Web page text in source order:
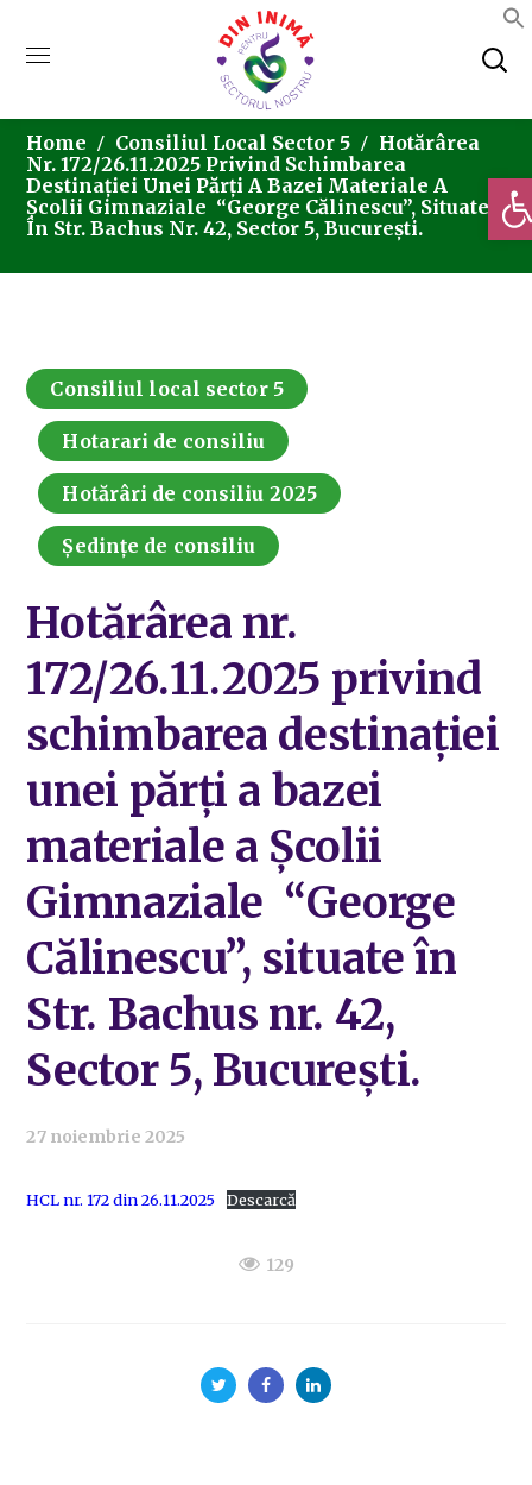
Home Consiliul Local Sector 5
Hotărârea
Nr. 172/26.11.2025 Privind Schimbarea
Destinației Unei Părți A Bazei Materiale A
Școlii Gimnaziale “George Călinescu”, Situate
În Str. Bachus Nr. 42, Sector 5, București.
Consiliul local sector 5
Hotarari de consiliu
Hotărâri de consiliu 2025
Ședințe de consiliu
Hotărârea nr.
172/26.11.2025 privind
schimbarea destinației
unei părți a bazei
materiale a Școlii
Gimnaziale “George
Călinescu”, situate în
Str. Bachus nr. 42,
Sector 5, București.
27 noiembrie 2025
HCL nr. 172 din 26.11.2025 Descarcă
129